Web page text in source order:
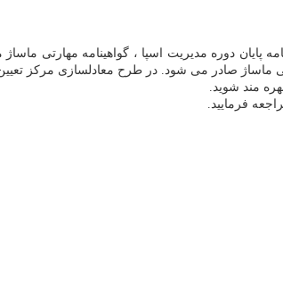
پایان دوره مدیریت اسپا ، گواهینامه مهارتی
صادر می شود. در طرح معادلسازی مركز تعيين
مند شويد.
فرمایید.